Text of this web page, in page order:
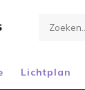
Lichtplan